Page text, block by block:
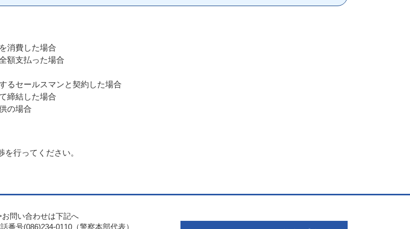
消費した場合
額支払った場合
るセールスマンと契約した場合
締結した場合
の場合
行ってください。
お問い合わせは下記へ
番号(086)234-0110（警察本部代表）